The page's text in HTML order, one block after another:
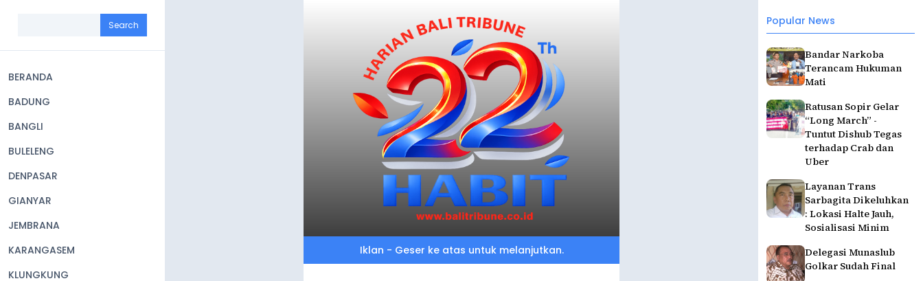
navigation
BERANDA
BADUNG
BANGLI
BULELENG
DENPASAR
GIANYAR
JEMBRANA
KARANGASEM
KLUNGKUNG
Popular News
Bandar Narkoba
Terancam Hukuman
Mati
Ratusan Sopir Gelar
“Long March” -
Tuntut Dishub Tegas
terhadap Crab dan
Uber
Layanan Trans
Sarbagita Dikeluhkan
: Lokasi Halte Jauh,
Sosialisasi Minim
Delegasi Munaslub
Golkar Sudah Final
Iklan - Geser ke atas untuk melanjutkan.